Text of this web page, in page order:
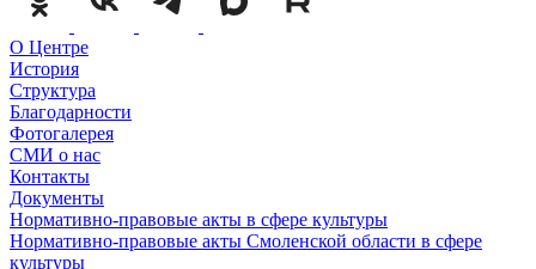
О Центре
История
Структура
Благодарности
Фотогалерея
СМИ о нас
Контакты
Документы
Нормативно-правовые акты в сфере культуры
Нормативно-правовые акты Смоленской области в сфере
культуры